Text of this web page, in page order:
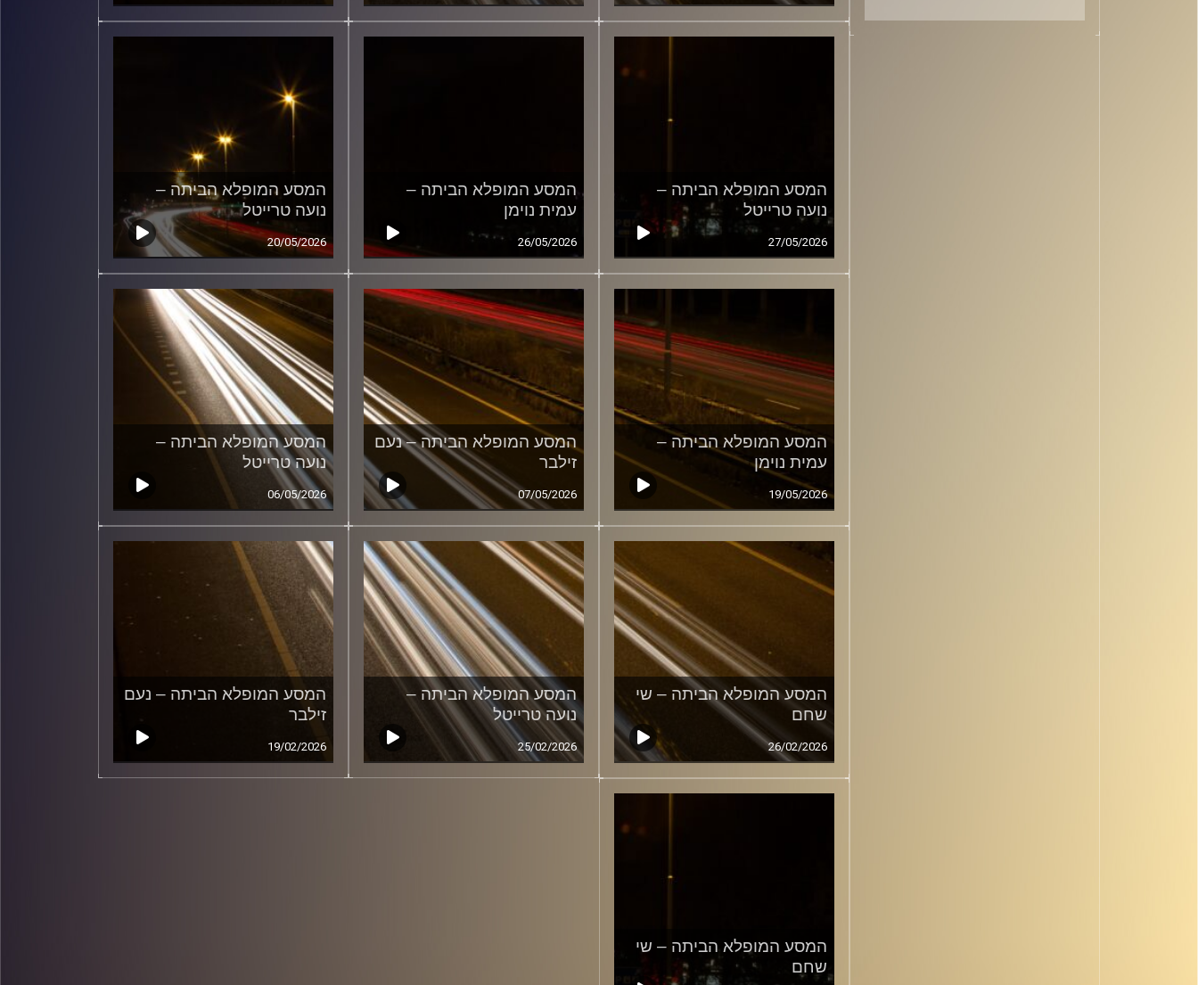
המסע המופלא הביתה –
נועה טרייטל
27/05/2026
המסע המופלא הביתה –
עמית נוימן
26/05/2026
המסע המופלא הביתה –
נועה טרייטל
20/05/2026
המסע המופלא הביתה –
עמית נוימן
19/05/2026
המסע המופלא הביתה – נעם
זילבר
07/05/2026
המסע המופלא הביתה –
נועה טרייטל
06/05/2026
המסע המופלא הביתה – שי
שחם
26/02/2026
המסע המופלא הביתה –
נועה טרייטל
25/02/2026
המסע המופלא הביתה – נעם
זילבר
19/02/2026
המסע המופלא הביתה – שי
שחם